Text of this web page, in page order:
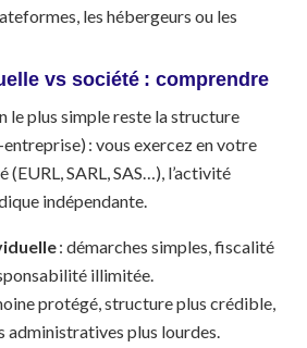
les hébergeurs ou les
le plus simple reste la structure
: vous exercez en votre
(EURL, SARL, SAS…), l’activité
indépendante.
: démarches simples, fiscalité
illimitée.
protégé, structure plus crédible,
administratives plus lourdes.